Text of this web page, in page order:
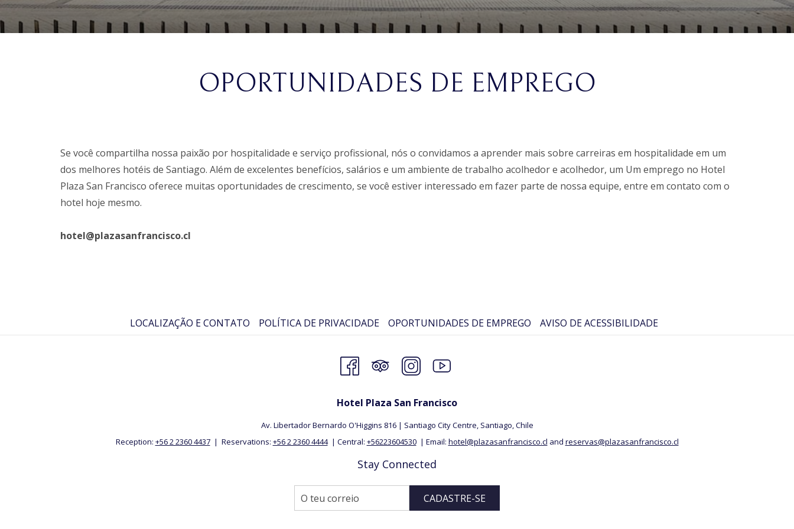
de
in.
2026.
de
out.
2026.
OPORTUNIDADES DE EMPREGO
Se você compartilha nossa paixão por hospitalidade e serviço profissional, nós o convidamos a aprender mais sobre carreiras em hospitalidade em um
dos melhores hotéis de Santiago. Além de excelentes benefícios, salários e um ambiente de trabalho acolhedor e acolhedor, um Um emprego no Hotel
Plaza San Francisco oferece muitas oportunidades de crescimento, se você estiver interessado em fazer parte de nossa equipe, entre em contato com o
hotel hoje mesmo.
hotel@plazasanfrancisco.cl
LOCALIZAÇÃO E CONTATO POLÍTICA DE PRIVACIDADE OPORTUNIDADES DE EMPREGO AVISO DE ACESSIBILIDADE
Hotel Plaza San Francisco
Av. Libertador Bernardo O'Higgins 816 | Santiago City Centre, Santiago, ​Chile
Reception: +56 2 2360 4437| Reservations: +56 2 2360 4444| Central: +56223604530| Email: hotel@plazasanfrancisco.cl and reservas@plazasanfrancisco.cl
Stay Connected
CADASTRE-SE